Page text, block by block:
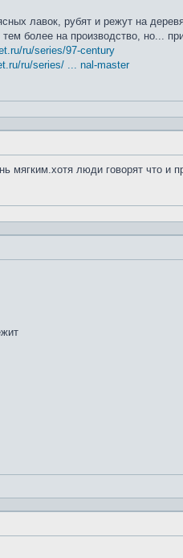
лавок, рубят и режут на
более на производство, но...
ru/series/97-century
ru/series/ ... nal-master
мягким.хотя люди говорят что и